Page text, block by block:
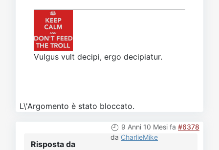
Vulgus vult decipi, ergo decipiatur.
L\'Argomento è stato bloccato.
9 Anni 10 Mesi fa #6378
da CharlieMike
Risposta da